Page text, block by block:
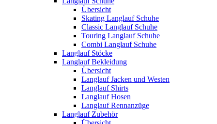
Übersicht
Skating Langlauf Schuhe
Classic Langlauf Schuhe
Touring Langlauf Schuhe
Combi Langlauf Schuhe
Langlauf Stöcke
Langlauf Bekleidung
Übersicht
Langlauf Jacken und Westen
Langlauf Shirts
Langlauf Hosen
Langlauf Rennanzüge
Langlauf Zubehör